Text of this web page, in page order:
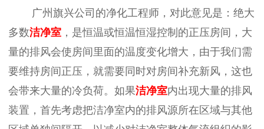
广州旗兴公司的净化工程师，对此意见是：绝大
多数洁净室 ，是恒温或恒温恒湿控制的正压房间，大
量的排风会使房间里面的温度变化增大，由于我们需
要维持房间正压，就需要同时对房间补充新风，这也
会带来大量的冷负荷。如果洁净室内出现大量的排风
装置，首先考虑把洁净室内的排风源所在区域与其他